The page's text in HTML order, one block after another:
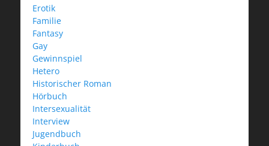
Erotik
Familie
Fantasy
Gay
Gewinnspiel
Hetero
Historischer Roman
Hörbuch
Intersexualität
Interview
Jugendbuch